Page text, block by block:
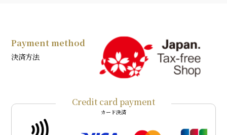
Payment method
決済方法
Credit card payment
カード決済